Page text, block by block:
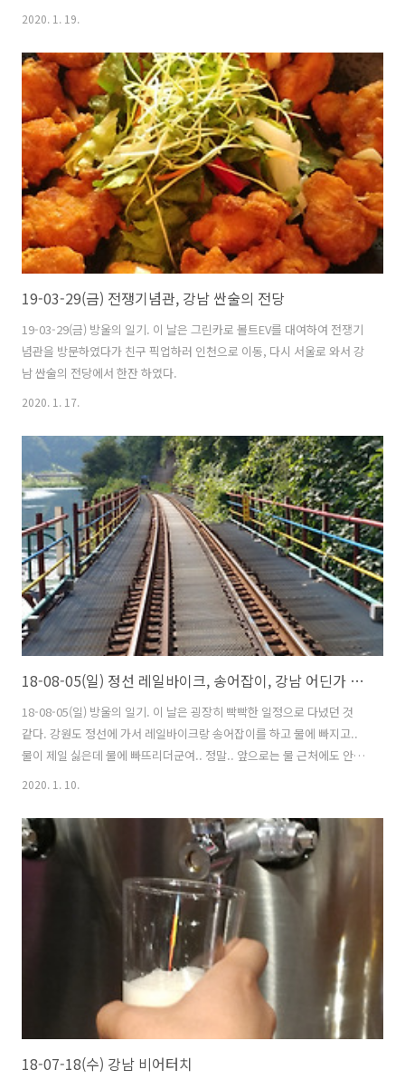
보를 하더라. 이거보고 현재 내 폰은 V50 ㅎㅎ
2020. 1. 19.
19-03-29(금) 전쟁기념관, 강남 싼술의 전당
19-03-29(금) 방울의 일기. 이 날은 그린카로 볼트EV를 대여하여 전쟁기
념관을 방문하였다가 친구 픽업하러 인천으로 이동, 다시 서울로 와서 강
남 싼술의 전당에서 한잔 하였다.
2020. 1. 17.
18-08-05(일) 정선 레일바이크, 송어잡이, 강남 어딘가 술집
18-08-05(일) 방울의 일기. 이 날은 굉장히 빡빡한 일정으로 다녔던 것
같다. 강원도 정선에 가서 레일바이크랑 송어잡이를 하고 물에 빠지고..
물이 제일 싫은데 물에 빠뜨리더군여.. 정말.. 앞으로는 물 근처에도 안가
야지 ㅎㅎ 그렇게 끝내고 바로 서울로 이동해서 술 한잔 하고 하루 끝!
2020. 1. 10.
18-07-18(수) 강남 비어터치